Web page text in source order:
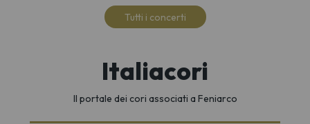
Tutti i concerti
Italiacori
Il portale dei cori associati a Feniarco